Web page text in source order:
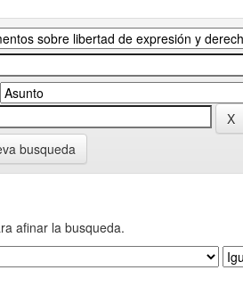
busqueda
afinar la busqueda.